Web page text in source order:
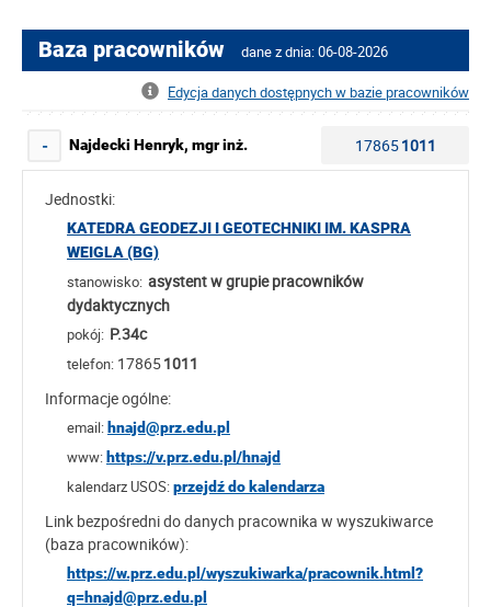
Baza pracowników dane z dnia: 06-08-2026
Edycja danych dostępnych w bazie pracowników
- Najdecki Henryk, mgr inż. 178651011
Jednostki:
KATEDRA GEODEZJI I GEOTECHNIKI IM. KASPRA
WEIGLA (BG)
stanowisko: asystent w grupie pracowników
dydaktycznych
pokój: P.34c
telefon: 178651011
Informacje ogólne:
email: hnajd@prz.edu.pl
www: https://v.prz.edu.pl/hnajd
kalendarz USOS:przejdź do kalendarza
Link bezpośredni do danych pracownika w wyszukiwarce
(baza pracowników):
https://w.prz.edu.pl/wyszukiwarka/pracownik.html?
q=hnajd@prz.edu.pl